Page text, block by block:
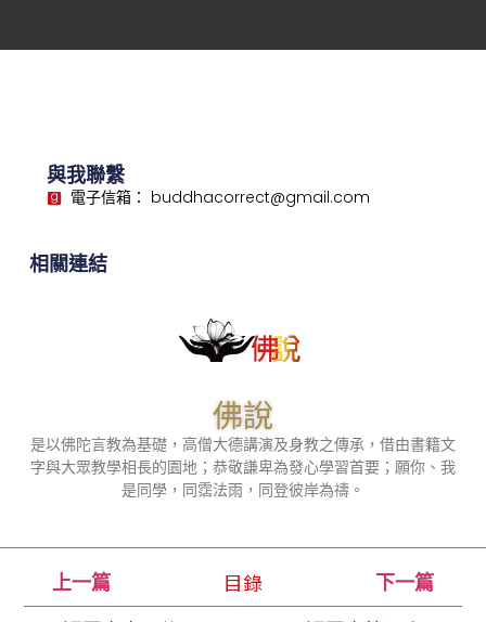
上一篇 目錄 下一篇
佛說
是以佛陀言教為基礎，高僧大德講演及身教之傳承，借由書籍文
字與大眾教學相長的園地；恭敬謙卑為發心學習首要；願你、我
是同學，同霑法雨，同登彼岸為禱。
與我聯繫
電子信箱： buddhacorrect@gmail.com
相關連結